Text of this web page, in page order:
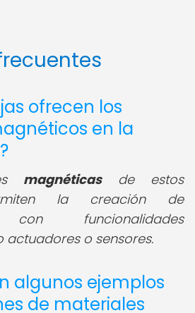
ofrecen los
en la
magnéticasde estos
la creación de
con funcionalidades
actuadores o sensores.
algunos ejemplos
de materiales